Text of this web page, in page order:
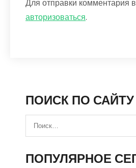
Для отправки комментария
авторизоваться.
ПОИСК ПО САЙТУ
ПОПУЛЯРНОЕ